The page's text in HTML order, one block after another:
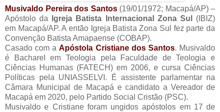
Musivaldo Pereira dos Santos(19/01/1972; Macapá/AP) –
Apóstolo da
Igreja Batista Internacional Zona Sul
(IBIZ)
em Macapá/AP. A então Igreja Batista Zona Sul fez parte da
Convenção Batista Amapaense (COBAP).
Casado com aApóstola Cristiane dos Santos. Musivaldo
é Bacharel em Teologia pela Faculdade de Teologia e
Ciências Humanas (FATECH) em 2006, e cursa Ciências
Políticas pela UNIASSELVI. É assistente parlamentar na
Câmara Municipal de Macapá e candidato a Vereador de
Macapá em 2020, pelo Partido Social Cristão (PSC).
Musivaldo e Cristiane foram ungidos apóstolos em 17 de